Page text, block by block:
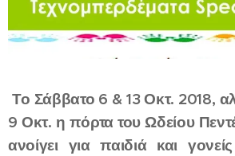
Το Σάββατο 6 & 13 Οκτ. 2018,
9 Οκτ. η πόρτα του Ωδείου
ανοίγει για παιδιά και